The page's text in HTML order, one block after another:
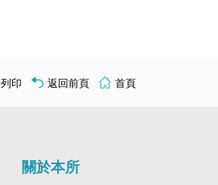
印 返回前頁 首頁
關於本所